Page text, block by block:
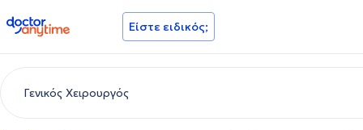
doctoranytime Είστε ειδικός;